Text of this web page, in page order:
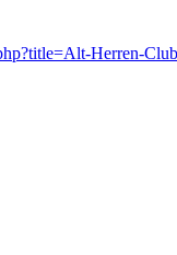
Herren-